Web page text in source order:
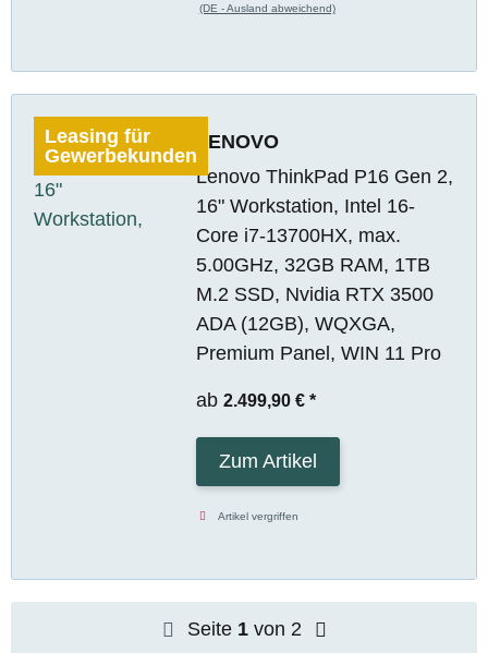
(DE - Ausland abweichend)
Leasing für
Gewerbekunden
LENOVO
Lenovo ThinkPad P16 Gen 2,
16" Workstation, Intel 16-
Core i7-13700HX, max.
5.00GHz, 32GB RAM, 1TB
M.2 SSD, Nvidia RTX 3500
ADA (12GB), WQXGA,
Premium Panel, WIN 11 Pro
ab 2.499,90 € *
Zum Artikel
Artikel vergriffen
Seite 1von 2